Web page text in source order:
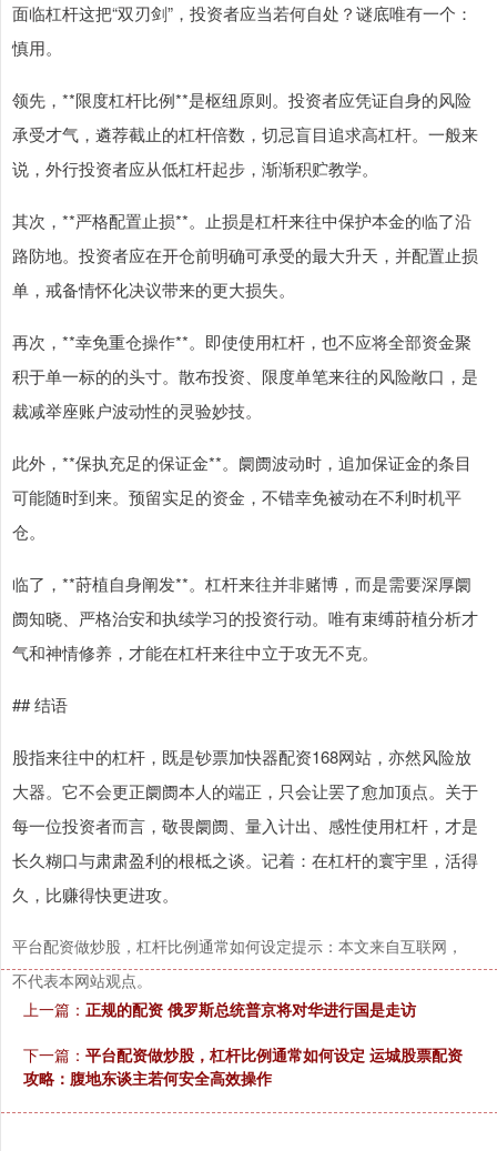
面临杠杆这把“双刃剑”，投资者应当若何自处？谜底唯有一个：
慎用。
领先，**限度杠杆比例**是枢纽原则。投资者应凭证自身的风险
承受才气，遴荐截止的杠杆倍数，切忌盲目追求高杠杆。一般来
说，外行投资者应从低杠杆起步，渐渐积贮教学。
其次，**严格配置止损**。止损是杠杆来往中保护本金的临了沿
路防地。投资者应在开仓前明确可承受的最大升天，并配置止损
单，戒备情怀化决议带来的更大损失。
再次，**幸免重仓操作**。即使使用杠杆，也不应将全部资金聚
积于单一标的的头寸。散布投资、限度单笔来往的风险敞口，是
裁减举座账户波动性的灵验妙技。
此外，**保执充足的保证金**。阛阓波动时，追加保证金的条目
可能随时到来。预留实足的资金，不错幸免被动在不利时机平
仓。
临了，**莳植自身阐发**。杠杆来往并非赌博，而是需要深厚阛
阓知晓、严格治安和执续学习的投资行动。唯有束缚莳植分析才
气和神情修养，才能在杠杆来往中立于攻无不克。
## 结语
股指来往中的杠杆，既是钞票加快器配资168网站，亦然风险放
大器。它不会更正阛阓本人的端正，只会让罢了愈加顶点。关于
每一位投资者而言，敬畏阛阓、量入计出、感性使用杠杆，才是
长久糊口与肃肃盈利的根柢之谈。记着：在杠杆的寰宇里，活得
久，比赚得快更进攻。
平台配资做炒股，杠杆比例通常如何设定提示：本文来自互联网，
不代表本网站观点。
上一篇： 正规的配资 俄罗斯总统普京将对华进行国是走访
下一篇： 平台配资做炒股，杠杆比例通常如何设定 运城股票配资
攻略：腹地东谈主若何安全高效操作